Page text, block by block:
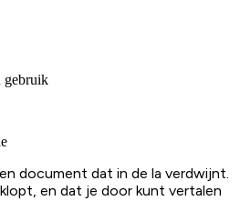
gebruik
document dat in de la verdwijnt.
en dat je door kunt vertalen